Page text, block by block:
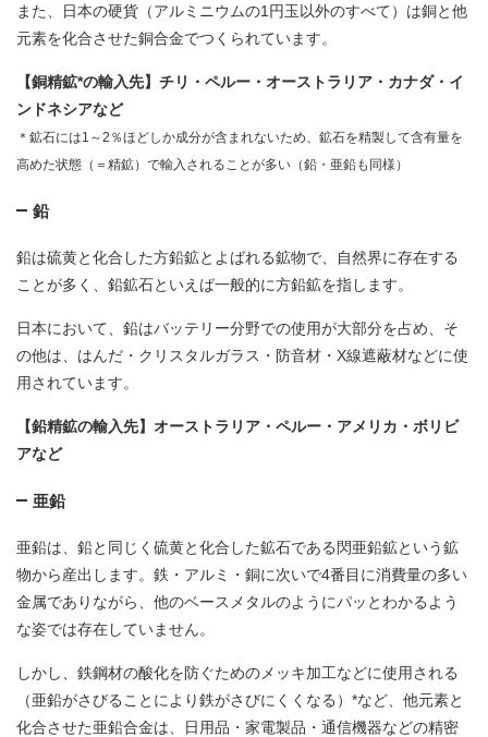
また、日本の硬貨（アルミニウムの1円玉以外のすべて）は銅と他
元素を化合させた銅合金でつくられています。
【銅精鉱*の輸入先】チリ・ペルー・オーストラリア・カナダ・イ
ンドネシアなど
＊鉱石には1～2％ほどしか成分が含まれないため、鉱石を精製して含有量を
高めた状態（＝精鉱）で輸入されることが多い（鉛・亜鉛も同様）
鉛
鉛は硫黄と化合した方鉛鉱とよばれる鉱物で、自然界に存在する
ことが多く、鉛鉱石といえば一般的に方鉛鉱を指します。
日本において、鉛はバッテリー分野での使用が大部分を占め、そ
の他は、はんだ・クリスタルガラス・防音材・X線遮蔽材などに使
用されています。
【鉛精鉱の輸入先】オーストラリア・ペルー・アメリカ・ボリビ
アなど
亜鉛
亜鉛は、鉛と同じく硫黄と化合した鉱石である閃亜鉛鉱という鉱
物から産出します。鉄・アルミ・銅に次いで4番目に消費量の多い
金属でありながら、他のベースメタルのようにパッとわかるよう
な姿では存在していません。
しかし、鉄鋼材の酸化を防ぐためのメッキ加工などに使用される
（亜鉛がさびることにより鉄がさびにくくなる）*など、他元素と
化合させた亜鉛合金は、日用品・家電製品・通信機器などの精密